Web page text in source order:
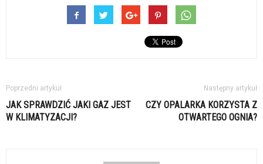
Poprzedni artykuł
JAK SPRAWDZIĆ JAKI GAZ JEST
W KLIMATYZACJI?
Następny artykuł
CZY OPALARKA KORZYSTA Z
OTWARTEGO OGNIA?